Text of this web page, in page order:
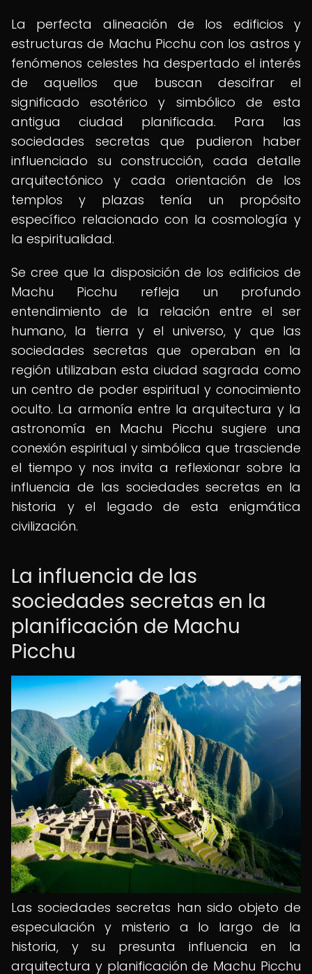
La perfecta alineación de los edificios y
estructuras de Machu Picchu con los astros y
fenómenos celestes ha despertado el interés
de aquellos que buscan descifrar el
significado esotérico y simbólico de esta
antigua ciudad planificada. Para las
sociedades secretas que pudieron haber
influenciado su construcción, cada detalle
arquitectónico y cada orientación de los
templos y plazas tenía un propósito
específico relacionado con la cosmología y
la espiritualidad.
Se cree que la disposición de los edificios de
Machu Picchu refleja un profundo
entendimiento de la relación entre el ser
humano, la tierra y el universo, y que las
sociedades secretas que operaban en la
región utilizaban esta ciudad sagrada como
un centro de poder espiritual y conocimiento
oculto. La armonía entre la arquitectura y la
astronomía en Machu Picchu sugiere una
conexión espiritual y simbólica que trasciende
el tiempo y nos invita a reflexionar sobre la
influencia de las sociedades secretas en la
historia y el legado de esta enigmática
civilización.
La influencia de las
sociedades secretas en la
planificación de Machu
Picchu
Las sociedades secretas han sido objeto de
especulación y misterio a lo largo de la
historia, y su presunta influencia en la
arquitectura y planificación de Machu Picchu